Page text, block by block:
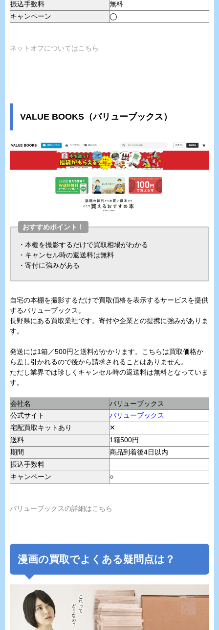
振込手数料
無料
キャンペーン
◯
ネットオフについてはこちら
VALUE BOOKS（バリューブックス）
おすすめポイント！
・本棚を撮影するだけで買取相場がわかる
・キャンセル時の返送料は無料
・寄付に強みがある
自宅の本棚を撮影するだけで買取価格を表示するサービスを提供
するバリューブックス。
長野県にある買取業社です。寄付や企業との提携に強みがありま
す。
発送には1箱／500円と送料がかかります。こちらは買取価格か
ら差し引かれるので後から請求されることはありません。
ただし業界では珍しくキャンセル時の返送料は無料となっていま
す。
会社名
バリューブックス
公式サイト
バリューブックス
宅配買取キットあり
✕
送料
1箱500円
期間
商品到着後4日以内
振込手数料
–
キャンペーン
○
バリューブックスの詳細はこちら
漫画の買取でよくある疑問点は？